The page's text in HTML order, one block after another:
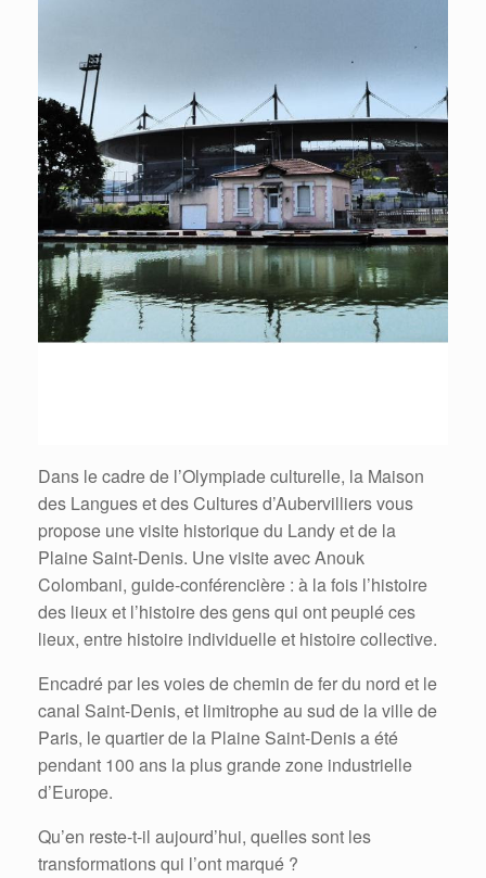
Dans le cadre de l’Olympiade culturelle, la Maison
des Langues et des Cultures d’Aubervilliers vous
propose une visite historique du Landy et de la
Plaine Saint-Denis. Une visite avec Anouk
Colombani, guide-conférencière : à la fois l’histoire
des lieux et l’histoire des gens qui ont peuplé ces
lieux, entre histoire individuelle et histoire collective.
Encadré par les voies de chemin de fer du nord et le
canal Saint-Denis, et limitrophe au sud de la ville de
Paris, le quartier de la Plaine Saint-Denis a été
pendant 100 ans la plus grande zone industrielle
d’Europe.
Qu’en reste-t-il aujourd’hui, quelles sont les
transformations qui l’ont marqué ?